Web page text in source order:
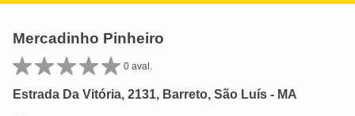
Mercadinho Pinheiro
0 aval.
Estrada Da Vitória, 2131, Barreto, São Luís - MA